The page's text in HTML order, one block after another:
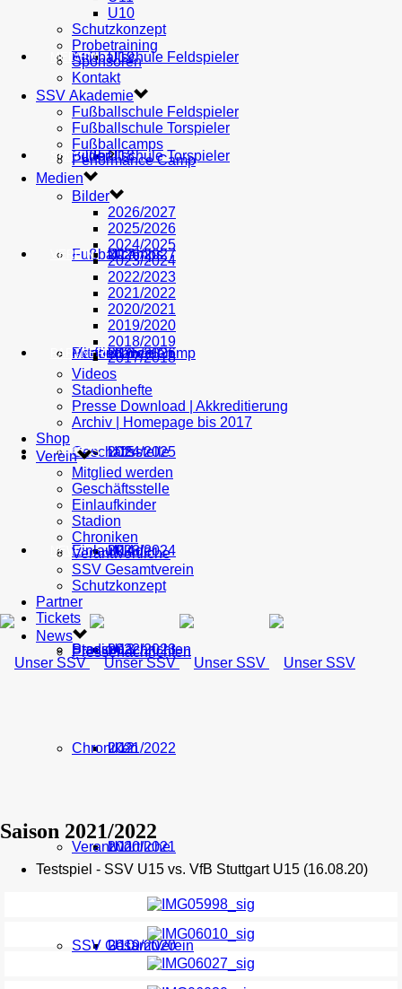
AH U19
U18
U17
U16
U15
U14
U13
U12
U11
U10
Fußballschule Feldspieler
Fußballschule Torspieler
Fußballcamps
Performance Camp
MEDIEN
Bilder
2026/2027
2025/2026
2024/2025
2023/2024
2022/2023
2021/2022
2020/2021
2019/2020
SHOP
VEREIN
Mitglied werden
Geschäftsstelle
Einlaufkinder
Stadion
Chroniken
Verantwortliche
SSV Gesamtverein
PARTNER
TICKETS
NEWS
Pressenachrichten
U10
Schutzkonzept
Probetraining
Sponsoren
Kontakt
SSV Akademie
Fußballschule Feldspieler
Fußballschule Torspieler
Fußballcamps
Performance Camp
Medien
Bilder
2026/2027
2025/2026
2024/2025
2023/2024
2022/2023
2021/2022
2020/2021
2019/2020
2018/2019
2017/2018
Videos
Stadionhefte
Presse Download | Akkreditierung
Archiv | Homepage bis 2017
Shop
Verein
Mitglied werden
Geschäftsstelle
Einlaufkinder
Stadion
Chroniken
Verantwortliche
SSV Gesamtverein
Schutzkonzept
Partner
Tickets
News
Pressenachrichten
Saison 2021/2022
Testspiel - SSV U15 vs. VfB Stuttgart U15 (16.08.20)